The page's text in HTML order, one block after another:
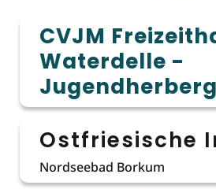
CVJM
Waterdelle -
Ostfriesische
Nordseebad Borkum